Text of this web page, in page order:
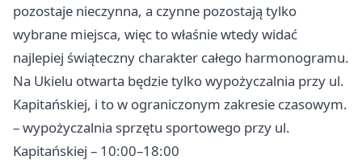
pozostaje nieczynna, a czynne pozostają tylko
wybrane miejsca, więc to właśnie wtedy widać
najlepiej świąteczny charakter całego harmonogramu.
Na Ukielu otwarta będzie tylko wypożyczalnia przy ul.
Kapitańskiej, i to w ograniczonym zakresie czasowym.
– wypożyczalnia sprzętu sportowego przy ul.
Kapitańskiej – 10:00–18:00